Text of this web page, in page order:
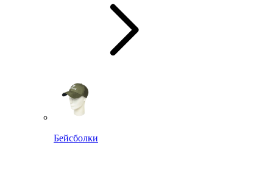
Бейсболки